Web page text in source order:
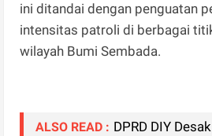
ini ditandai dengan penguatan
intensitas patroli di berbagai
wilayah Bumi Sembada.
ALSO READ : DPRD DIY